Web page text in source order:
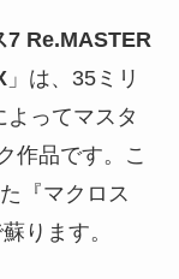
7 Re.MASTER
」は、35ミリ
ってマスタ
作品です。こ
『マクロス
ります。